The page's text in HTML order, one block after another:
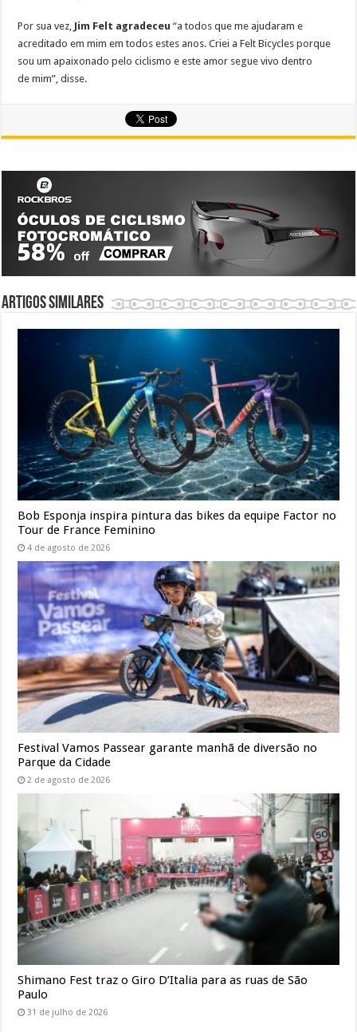
Por sua vez, Jim Felt agradeceu“a todos que me ajudaram e
acreditado em mim em todos estes anos. Criei a Felt Bicycles porque
sou um apaixonado pelo ciclismo e este amor segue vivo dentro
de mim”, disse.
Artigos similares
Bob Esponja inspira pintura das bikes da equipe Factor no
Tour de France Feminino
4 de agosto de 2026
Festival Vamos Passear garante manhã de diversão no
Parque da Cidade
2 de agosto de 2026
Shimano Fest traz o Giro D’Italia para as ruas de São
Paulo
31 de julho de 2026